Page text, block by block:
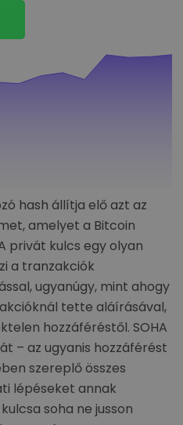
hash állítja elő azt az
amelyet a Bitcoin
privát kulcs egy olyan
a tranzakciók
ugyanúgy, mint ahogy
tette aláírásával,
hozzáféréstől. SOHA
– az ugyanis hozzáférést
szereplő összes
lépéseket annak
soha ne jusson